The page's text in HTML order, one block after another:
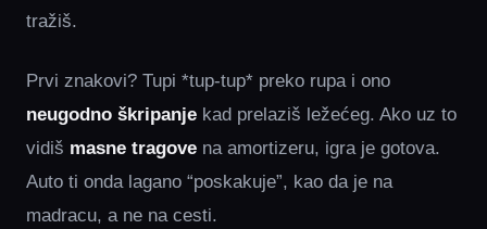
tražiš.
Prvi znakovi? Tupi *tup-tup* preko rupa i ono
neugodno škripanje kad prelaziš ležećeg. Ako uz to
vidiš masne tragove na amortizeru, igra je gotova.
Auto ti onda lagano “poskakuje”, kao da je na
madracu, a ne na cesti.